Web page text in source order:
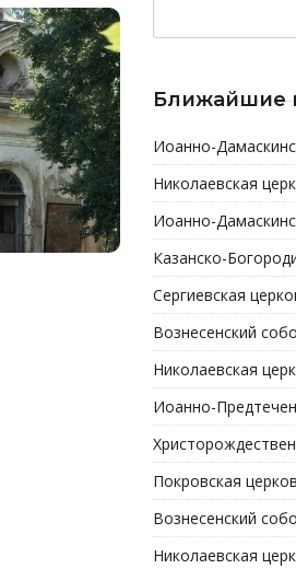
Ближайшие
Иоанно-
Николаевская
Иоанно-
Казанско-
Сергиевская
Вознесенский
Николаевская
Иоанно-
Покровская
Вознесенский
Николаевская